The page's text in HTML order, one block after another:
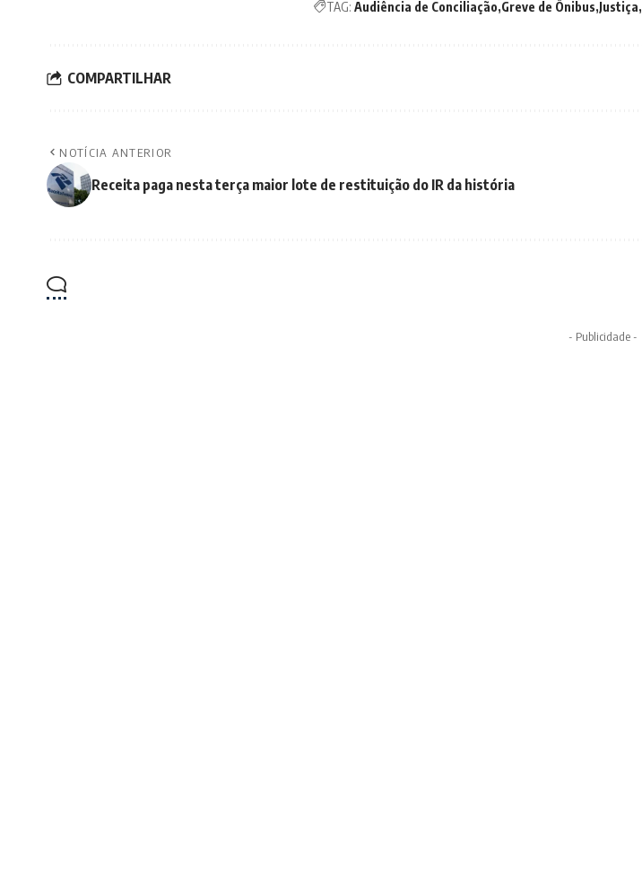
TAG: Audiência de Conciliação Greve de Ônibus Justiça
COMPARTILHAR
NOTÍCIA ANTERIOR
Receita paga nesta terça maior lote de restituição do IR da história
- Publicidade -